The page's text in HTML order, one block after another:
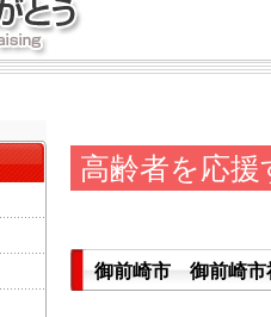
高齢者を応
御前崎市 御前崎市